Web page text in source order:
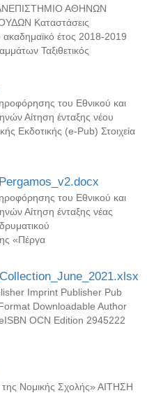
ΑΘΗΝΩΝ
Καταστάσεις
έτος 2018-2019
Ταξιθετικός
του Εθνικού και
Αίτηση ένταξης νέου
Εκδοτικής (e-Pub) Στοιχεία
του Εθνικού και
Αίτηση ένταξης νέας
«Πέργα
Imprint Publisher Pub
Downloadable Author
OCN Edition 2945222
της Νομικής Σχολής» ΑΙΤΗΣΗ